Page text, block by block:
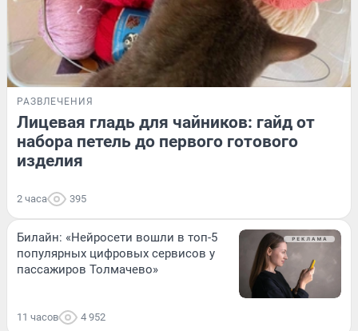
РАЗВЛЕЧЕНИЯ
Лицевая гладь для чайников: гайд от
набора петель до первого готового
изделия
2 часа 395
Билайн: «Нейросети вошли в топ-5
популярных цифровых сервисов у
пассажиров Толмачево»
11 часов 4 952